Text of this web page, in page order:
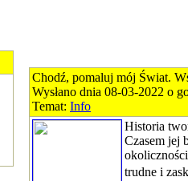
Chodź, pomaluj mój Świat.
Wysłano dnia 08-03-2022 o
Temat: Info
Historia
Czasem jej
trudne i